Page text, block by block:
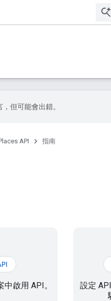
但可能會出錯。
API 指南
啟用 API。
設定